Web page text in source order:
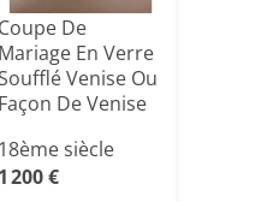
Coupe De
Mariage En Verre
Venise Ou
Façon De Venise
18ème siècle
1 200 €